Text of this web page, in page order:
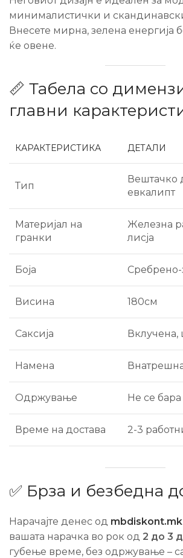
минималистички и
Внесете мирна, зелена енергија
ќе овене.
📏 Табела со
главни
КАРАКТЕРИСТИКА ДЕТАЛИ
Тип
Вештачко
евкалипт
Материјал на
гранки
Железна
лисја
Боја Сребрено-
Висина 180см
Саксија Вклучена,
Намена
Одржување Не се бара
Време на достава 2-3
✅ Брза и безбедна
Нарачајте денес од mbdiskont.mk
вашата нарачка во рок од 2 до 3
губење време, без одржување –